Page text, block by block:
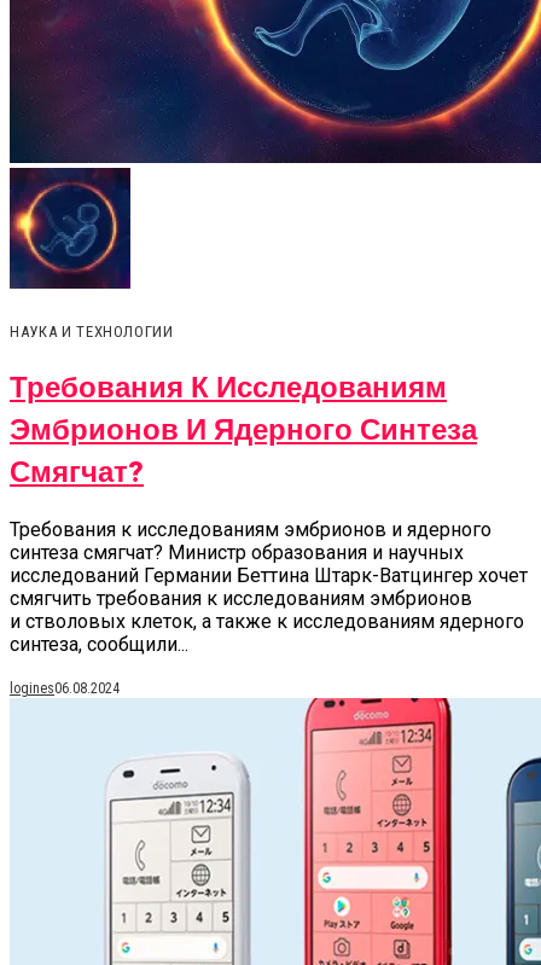
НАУКА И ТЕХНОЛОГИИ
Требования К Исследованиям
Эмбрионов И Ядерного Синтеза
Смягчат?
Требования к исследованиям эмбрионов и ядерного
синтеза смягчат? Министр образования и научных
исследований Германии Беттина Штарк-Ватцингер хочет
смягчить требования к исследованиям эмбрионов
и стволовых клеток, а также к исследованиям ядерного
синтеза, сообщили...
logines06.08.2024